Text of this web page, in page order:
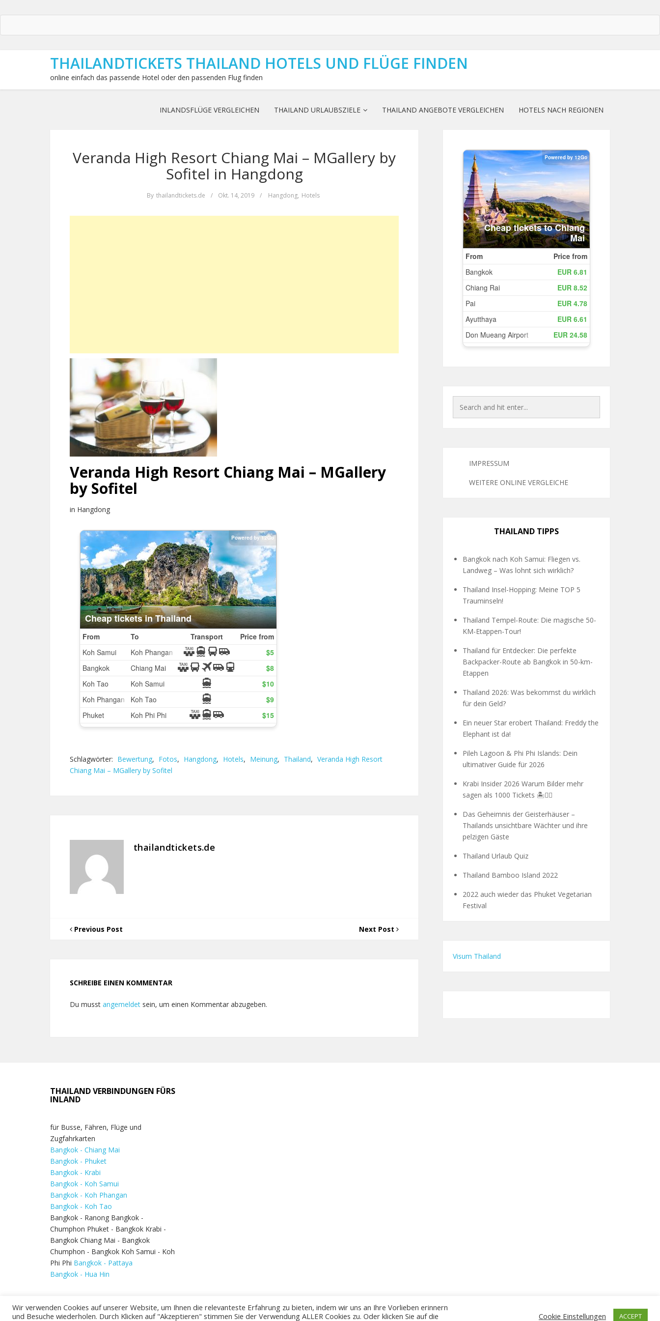
THAILANDTICKETS THAILAND HOTELS UND FLÜGE FINDEN
online einfach das passende Hotel oder den passenden Flug finden
INLANDSFLÜGE VERGLEICHEN THAILAND URLAUBSZIELE THAILAND ANGEBOTE VERGLEICHEN HOTELS NACH REGIONEN
Veranda High Resort Chiang Mai – MGallery by
Sofitel in Hangdong
By thailandtickets.de / Okt. 14, 2019 / Hangdong, Hotels
Veranda High Resort Chiang Mai – MGallery
by Sofitel
in Hangdong
Schlagwörter: Bewertung, Fotos, Hangdong, Hotels, Meinung, Thailand, Veranda High Resort
Chiang Mai – MGallery by Sofitel
thailandtickets.de
Previous Post Next Post
SCHREIBE EINEN KOMMENTAR
Du musst angemeldet sein, um einen Kommentar abzugeben.
IMPRESSUM
WEITERE ONLINE VERGLEICHE
THAILAND TIPPS
Bangkok nach Koh Samui: Fliegen vs.
Landweg – Was lohnt sich wirklich?
Thailand Insel-Hopping: Meine TOP 5
Trauminseln!
Thailand Tempel-Route: Die magische 50-
KM-Etappen-Tour!
Thailand für Entdecker: Die perfekte
Backpacker-Route ab Bangkok in 50-km-
Etappen
Thailand 2026: Was bekommst du wirklich
für dein Geld?
Ein neuer Star erobert Thailand: Freddy the
Elephant ist da!
Pileh Lagoon & Phi Phi Islands: Dein
ultimativer Guide für 2026
Krabi Insider 2026 Warum Bilder mehr
sagen als 1000 Tickets 🏝️🧗‍♂️
Das Geheimnis der Geisterhäuser –
Thailands unsichtbare Wächter und ihre
pelzigen Gäste
Thailand Urlaub Quiz
Thailand Bamboo Island 2022
2022 auch wieder das Phuket Vegetarian
Festival
Visum Thailand
THAILAND VERBINDUNGEN FÜRS
INLAND
für Busse, Fähren, Flüge und
Zugfahrkarten
Bangkok - Chiang Mai
Bangkok - Phuket
Bangkok - Krabi
Bangkok - Koh Samui
Bangkok - Koh Phangan
Bangkok - Koh Tao
Bangkok - Ranong Bangkok -
Chumphon Phuket - Bangkok Krabi -
Bangkok Chiang Mai - Bangkok
Chumphon - Bangkok Koh Samui - Koh
Phi Phi Bangkok - Pattaya
Bangkok - Hua Hin
Wir verwenden Cookies auf unserer Website, um Ihnen die relevanteste Erfahrung zu bieten, indem wir uns an Ihre Vorlieben erinnern
und Besuche wiederholen. Durch Klicken auf "Akzeptieren" stimmen Sie der Verwendung ALLER Cookies zu. Oder klicken Sie auf die
Cookie Einstellungen ACCEPT